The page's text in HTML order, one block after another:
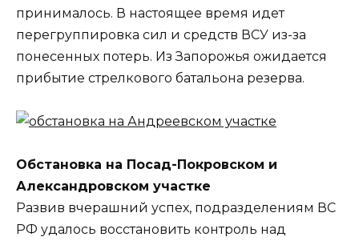
принималось. В настоящее время идет
перегруппировка сил и средств ВСУ из-за
понесенных потерь. Из Запорожья ожидается
прибытие стрелкового батальона резерва.
Обстановка на Посад-Покровском и
Александровском участке
Развив вчерашний успех, подразделениям ВС
РФ удалось восстановить контроль над